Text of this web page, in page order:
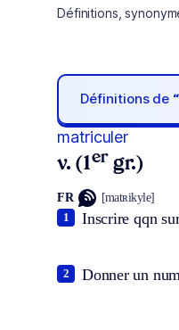
Définitions,
Définitions de
matriculer
v. (1er gr.)
FR [matʀikyle]
Inscrire qqn
1
Donner un
2